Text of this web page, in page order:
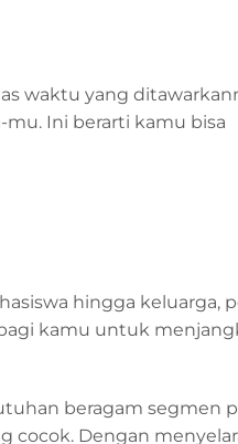
waktu yang
Ini berarti kamu bisa
hingga keluarga,
kamu untuk
beragam segmen
cocok. Dengan